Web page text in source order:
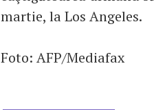
martie, la Los Angeles.
Foto: AFP/Mediafax